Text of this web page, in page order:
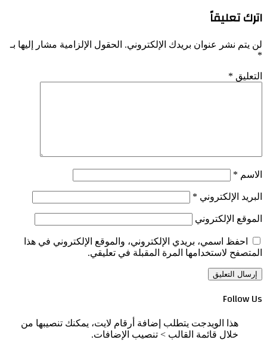
اترك تعليقاً
لن يتم نشر عنوان بريدك الإلكتروني. الحقول الإلزامية مشار إليها بـ
*
التعليق *
الاسم *
البريد الإلكتروني *
الموقع الإلكتروني
احفظ اسمي، بريدي الإلكتروني، والموقع الإلكتروني في هذا
المتصفح لاستخدامها المرة المقبلة في تعليقي.
Follow Us
هذا الويدجت يتطلب إضافة أرقام لايت، يمكنك تنصيبها من
خلال قائمة القالب > تنصيب الإضافات.